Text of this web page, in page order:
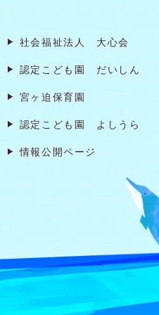
社会福祉法人 大心会
認定こども園 だいしん
宮ヶ迫保育園
認定こども園 よしうら
情報公開ページ